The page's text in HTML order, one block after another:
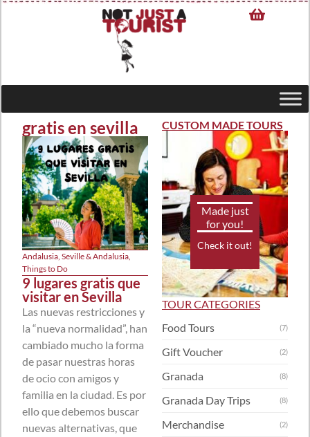
gratis en sevilla
Andalusia, Seville & Andalusia,
Things to Do
9 lugares gratis que
visitar en Sevilla
Las nuevas restricciones y
la “nueva normalidad”, han
cambiado mucho la forma
de pasar nuestras horas
de ocio con amigos y
familia en la ciudad. Es por
ello que debemos buscar
nuevas alternativas, que
CUSTOM MADE TOURS
Made just
for you!
Check it out!
TOUR CATEGORIES
Food Tours
(7)
Gift Voucher (2)
Granada (8)
Granada Day Trips (8)
Merchandise (2)